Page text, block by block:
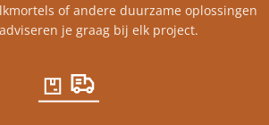
of andere duurzame oplossingen
je graag bij elk project.​